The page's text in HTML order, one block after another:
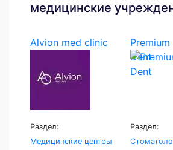
медицинские
Alvion med clinic
Раздел:
Медицинские центры
Premium
Dent
Раздел: